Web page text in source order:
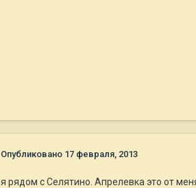
Опубликовано 17 февраля, 2013
я рядом с Селятино. Апрелевка это от